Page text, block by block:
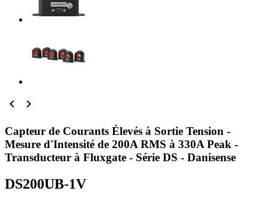
 
Capteur de Courants Élevés à Sortie Tension -
Mesure d'Intensité de 200A RMS à 330A Peak -
Transducteur à Fluxgate - Série DS - Danisense
DS200UB-1V